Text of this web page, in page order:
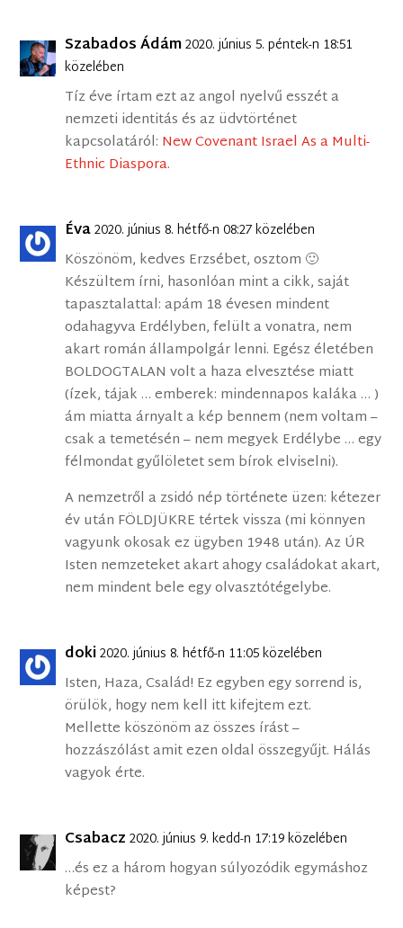
Szabados Ádám2020. június 5. péntek-n 18:51
közelében
Tíz éve írtam ezt az angol nyelvű esszét a
nemzeti identitás és az üdvtörténet
kapcsolatáról: New Covenant Israel As a Multi-
Ethnic Diaspora.
Éva2020. június 8. hétfő-n 08:27 közelében
Köszönöm, kedves Erzsébet, osztom 🙂
Készültem írni, hasonlóan mint a cikk, saját
tapasztalattal: apám 18 évesen mindent
odahagyva Erdélyben, felült a vonatra, nem
akart román állampolgár lenni. Egész életében
BOLDOGTALAN volt a haza elvesztése miatt
(ízek, tájak … emberek: mindennapos kaláka … )
ám miatta árnyalt a kép bennem (nem voltam –
csak a temetésén – nem megyek Erdélybe … egy
félmondat gyűlöletet sem bírok elviselni).
A nemzetről a zsidó nép története üzen: kétezer
év után FÖLDJÜKRE tértek vissza (mi könnyen
vagyunk okosak ez ügyben 1948 után). Az ÚR
Isten nemzeteket akart ahogy családokat akart,
nem mindent bele egy olvasztótégelybe.
doki2020. június 8. hétfő-n 11:05 közelében
Isten, Haza, Család! Ez egyben egy sorrend is,
örülök, hogy nem kell itt kifejtem ezt.
Mellette köszönöm az összes írást –
hozzászólást amit ezen oldal összegyűjt. Hálás
vagyok érte.
Csabacz 2020. június 9. kedd-n 17:19 közelében
…és ez a három hogyan súlyozódik egymáshoz
képest?